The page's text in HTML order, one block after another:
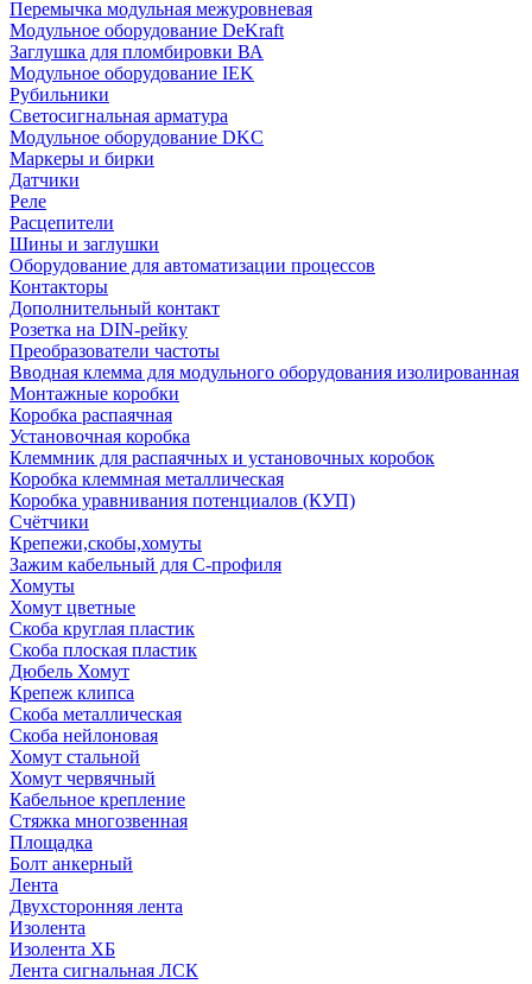
Перемычка модульная межуровневая
Модульное оборудование DeKraft
Заглушка для пломбировки ВА
Модульное оборудование IEK
Рубильники
Светосигнальная арматура
Модульное оборудование DKC
Маркеры и бирки
Датчики
Реле
Расцепители
Шины и заглушки
Оборудование для автоматизации процессов
Контакторы
Дополнительный контакт
Розетка на DIN-рейку
Преобразователи частоты
Вводная клемма для модульного оборудования изолированная
Монтажные коробки
Коробка распаячная
Установочная коробка
Клеммник для распаячных и установочных коробок
Коробка клеммная металлическая
Коробка уравнивания потенциалов (КУП)
Счётчики
Крепежи,скобы,хомуты
Зажим кабельный для С-профиля
Хомуты
Хомут цветные
Скоба круглая пластик
Скоба плоская пластик
Дюбель Хомут
Крепеж клипса
Скоба металлическая
Скоба нейлоновая
Хомут стальной
Хомут червячный
Кабельное крепление
Стяжка многозвенная
Площадка
Болт анкерный
Лента
Двухсторонняя лента
Изолента
Изолента ХБ
Лента сигнальная ЛСК